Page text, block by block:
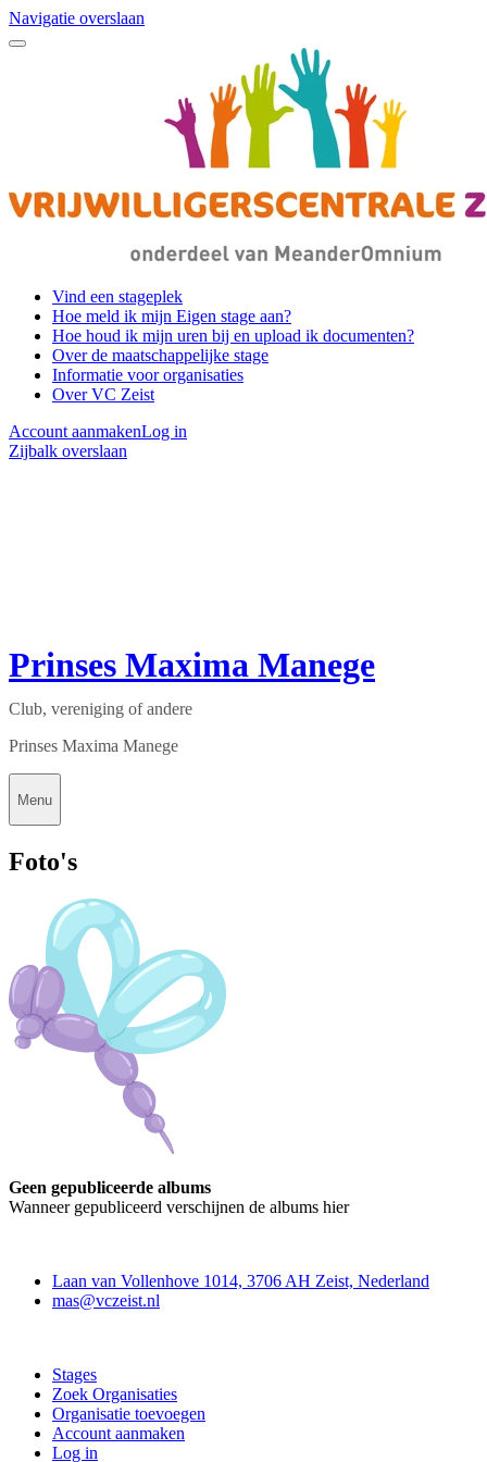
Navigatie overslaan
Vind een stageplek
Hoe meld ik mijn Eigen stage aan?
Hoe houd ik mijn uren bij en upload ik documenten?
Over de maatschappelijke stage
Informatie voor organisaties
Over VC Zeist
Account aanmakenLog in
Zijbalk overslaan
Prinses Maxima Manege
Club, vereniging of andere
Prinses Maxima Manege
Menu
Foto's
Geen gepubliceerde albums
Wanneer gepubliceerd verschijnen de albums hier
Laan van Vollenhove 1014, 3706 AH Zeist, Nederland
mas@vczeist.nl
Stages
Zoek Organisaties
Organisatie toevoegen
Account aanmaken
Log in